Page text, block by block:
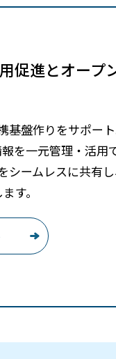
促進とオープ
基盤作りをサポート
を一元管理・活用
シームレスに共有
す。